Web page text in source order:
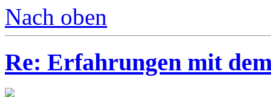
Nach oben
Re: Erfahrungen mit